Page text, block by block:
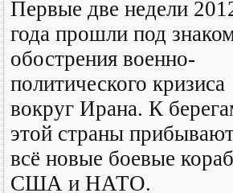
Первые две недели
года прошли под
обострения военно-
политического кризиса
вокруг Ирана. К
этой страны
всё новые боевые
США и НАТО.